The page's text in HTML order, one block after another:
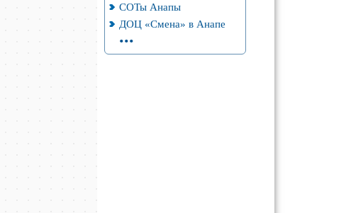
СОТы Анапы
ДОЦ «Смена» в Анапе
...